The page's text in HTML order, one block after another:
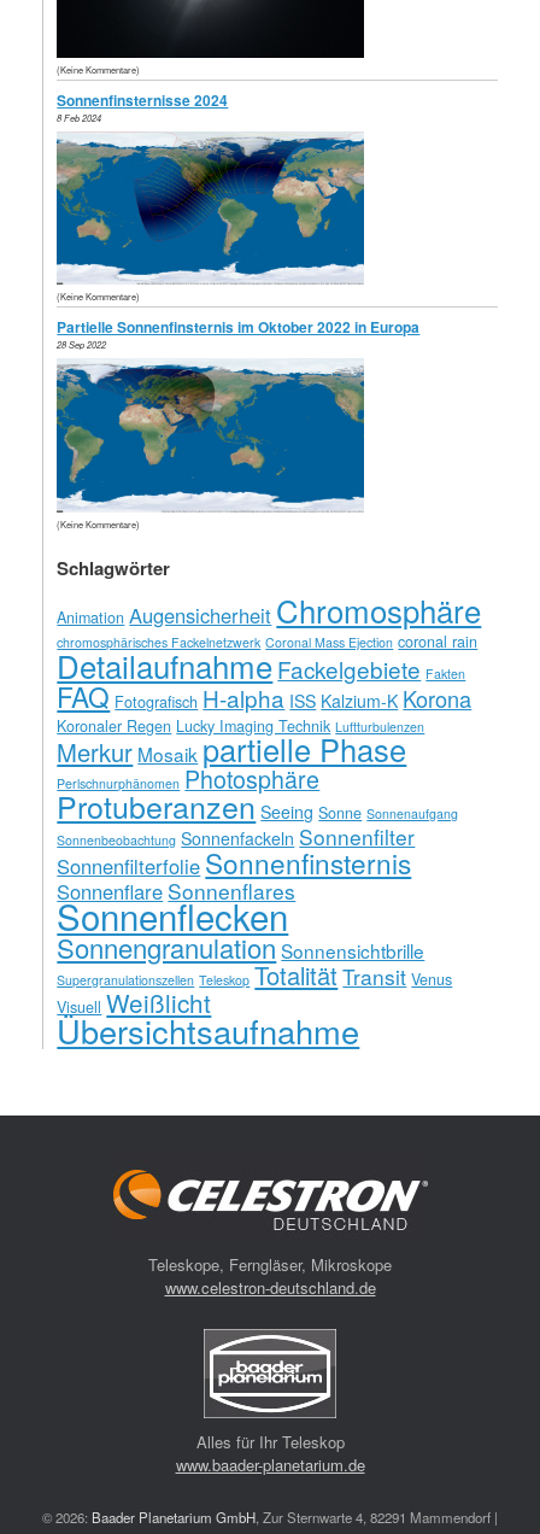
(Keine Kommentare)
Sonnenfinsternisse 2024
8 Feb 2024
(Keine Kommentare)
Partielle Sonnenfinsternis im Oktober 2022 in Europa
28 Sep 2022
(Keine Kommentare)
Schlagwörter
Animation Augensicherheit Chromosphäre
chromosphärisches Fackelnetzwerk Coronal Mass Ejection coronal rain
DetailaufnahmeFackelgebiete Fakten
FAQ Fotografisch H-alpha ISS Kalzium-K Korona
Koronaler Regen Lucky Imaging Technik Luftturbulenzen
Merkur Mosaik partielle Phase
Perlschnurphänomen Photosphäre
Protuberanzen Seeing Sonne Sonnenaufgang
Sonnenbeobachtung Sonnenfackeln Sonnenfilter
Sonnenfilterfolie Sonnenfinsternis
Sonnenflare Sonnenflares
Sonnenflecken
SonnengranulationSonnensichtbrille
Supergranulationszellen Teleskop TotalitätTransit Venus
Visuell Weißlicht
Übersichtsaufnahme
Teleskope, Ferngläser, Mikroskope
www.celestron-deutschland.de
Alles für Ihr Teleskop
www.baader-planetarium.de
© 2026: Baader Planetarium GmbH , Zur Sternwarte 4, 82291 Mammendorf |